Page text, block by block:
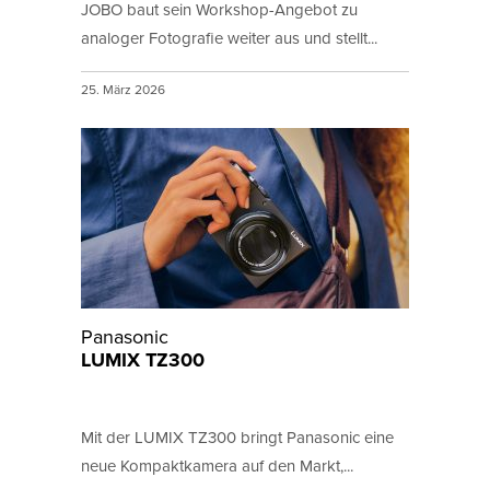
JOBO baut sein Workshop-Angebot zu
analoger Fotografie weiter aus und stellt...
25. März 2026
Panasonic
LUMIX TZ300
Mit der LUMIX TZ300 bringt Panasonic eine
neue Kompaktkamera auf den Markt,...